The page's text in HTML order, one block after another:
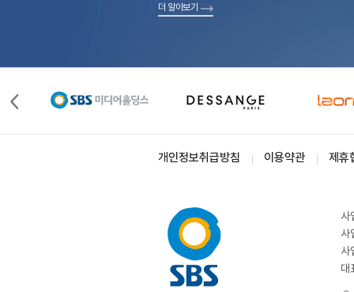
더 알아보기
개인정보취급방침 이용약관 제휴
사
사
사
대